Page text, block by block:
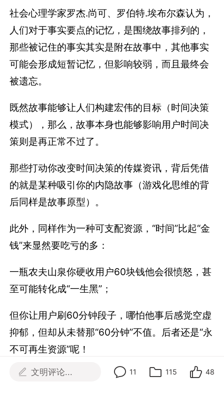
社会心理学家罗杰.尚可、罗伯特.埃布尔森认为，
人们对于事实要点的记忆，是围绕故事排列的，
那些被记住的事实其实是附在故事中，其他事实
可能会形成短暂记忆，但影响较弱，而且最终会
被遗忘。
既然故事能够让人们构建宏伟的目标（时间决策
模式），那么，故事本身也能够影响用户时间决
策则是再正常不过了。
那些打动你改变时间决策的传媒资讯，背后凭借
的就是某种吸引你的内隐故事（游戏化思维的背
后同样是故事原型）。
此外，同样作为一种可支配资源，“时间”比起“金
钱”来显然要吃亏的多：
一瓶农夫山泉你硬收用户60块钱他会很愤怒，甚
至可能转化成“一生黑”；
但你让用户刷60分钟段子，哪怕他事后感觉空虚
抑郁，但却从未替那“60分钟”不值。后者还是“永
不可再生资源”呢！
用户对时间的价值感知非常模糊。
文明评论... 11 115 48